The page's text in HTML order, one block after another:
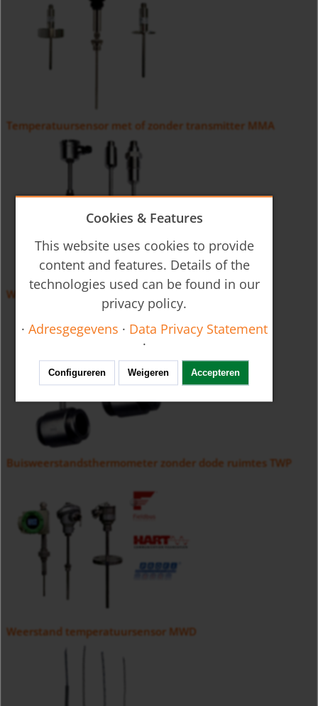
Temperatuursensor met of zonder transmitter MMA
Weerstand temperatuursensor LTS-A, LTS-K
Buisweerstandsthermometer zonder dode ruimtes TWP
Weerstand temperatuursensor MWD
Cookies & Features
This website uses cookies to provide
content and features. Details of the
technologies used can be found in our
privacy policy.
· Adresgegevens · Data Privacy Statement
·
Configureren Weigeren Accepteren